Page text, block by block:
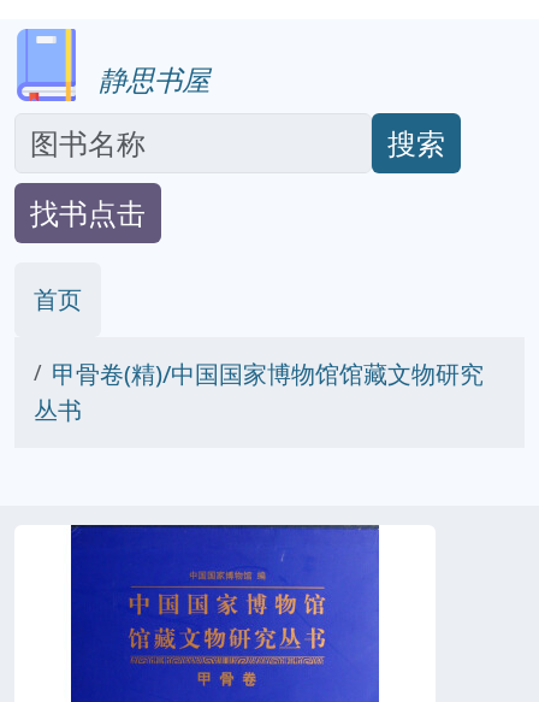
静思书屋
搜索
找书点击
首页
甲骨卷(精)/中国国家博物馆馆藏文物研究
丛书